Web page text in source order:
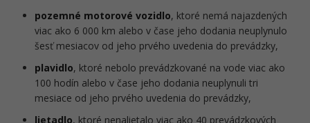
pozemné motorové vozidlo, ktoré nemá najazdených
viac ako 6 000 km alebo v čase jeho dodania neuplynulo
šesť mesiacov od jeho prvého uvedenia do prevádzky,
plavidlo, ktoré nebolo prevádzkované na vode viac ako
100 hodín alebo v čase jeho dodania neuplynuli tri
mesiace od jeho prvého uvedenia do prevádzky,
lietadlo, ktoré nenalietalo viac ako 40 prevádzkových